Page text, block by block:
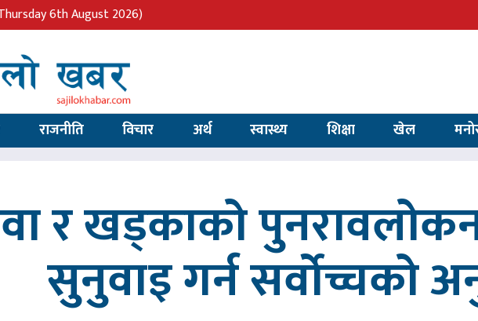
6th August 2026)
राजनीति विचार अर्थ स्वास्थ्य शिक्षा खेल
र खड्काको
सुनुवाइ गर्न सर्वोच्चको